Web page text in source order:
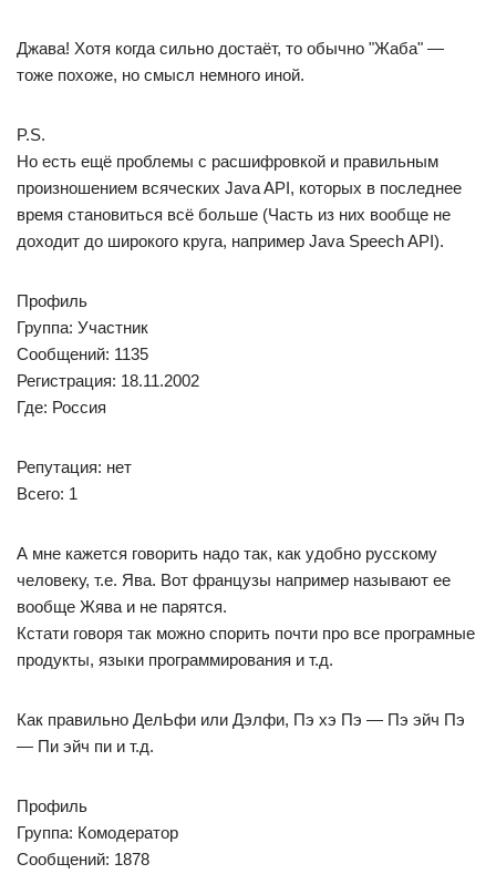
Джава! Хотя когда сильно достаёт, то обычно "Жаба" —
тоже похоже, но смысл немного иной.
P.S.
Но есть ещё проблемы с расшифровкой и правильным
произношением всяческих Java API, которых в последнее
время становиться всё больше (Часть из них вообще не
доходит до широкого круга, например Java Speech API).
Профиль
Группа: Участник
Сообщений: 1135
Регистрация: 18.11.2002
Где: Россия
Репутация: нет
Всего: 1
А мне кажется говорить надо так, как удобно русскому
человеку, т.е. Ява. Вот французы например называют ее
вообще Жява и не парятся.
Кстати говоря так можно спорить почти про все програмные
продукты, языки программирования и т.д.
Как правильно ДелЬфи или Дэлфи, Пэ хэ Пэ — Пэ эйч Пэ
— Пи эйч пи и т.д.
Профиль
Группа: Комодератор
Сообщений: 1878